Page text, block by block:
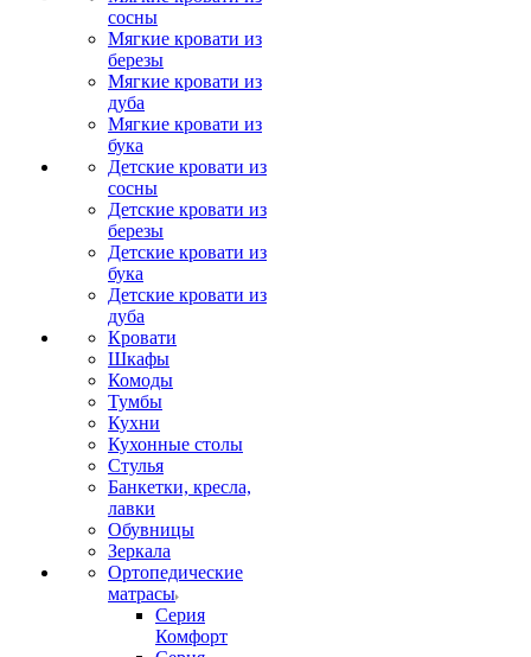
сосны
Мягкие кровати из
березы
Мягкие кровати из
дуба
Мягкие кровати из
бука
Детские кровати из
сосны
Детские кровати из
березы
Детские кровати из
бука
Детские кровати из
дуба
Кровати
Шкафы
Комоды
Тумбы
Кухни
Кухонные столы
Стулья
Банкетки, кресла,
лавки
Обувницы
Зеркала
Ортопедические
матрасы
Серия
Комфорт